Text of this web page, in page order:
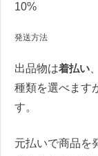
10%
発送方法
出品物は着払い
種類を選べます
す。
元払いで商品を